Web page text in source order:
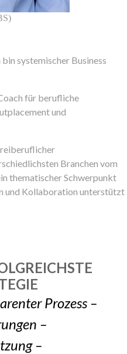
systemischer Business
für berufliche
und
Branchen vom
thematischer Schwerpunkt
und Kollaboration unterstützt
Prozess –
–
–